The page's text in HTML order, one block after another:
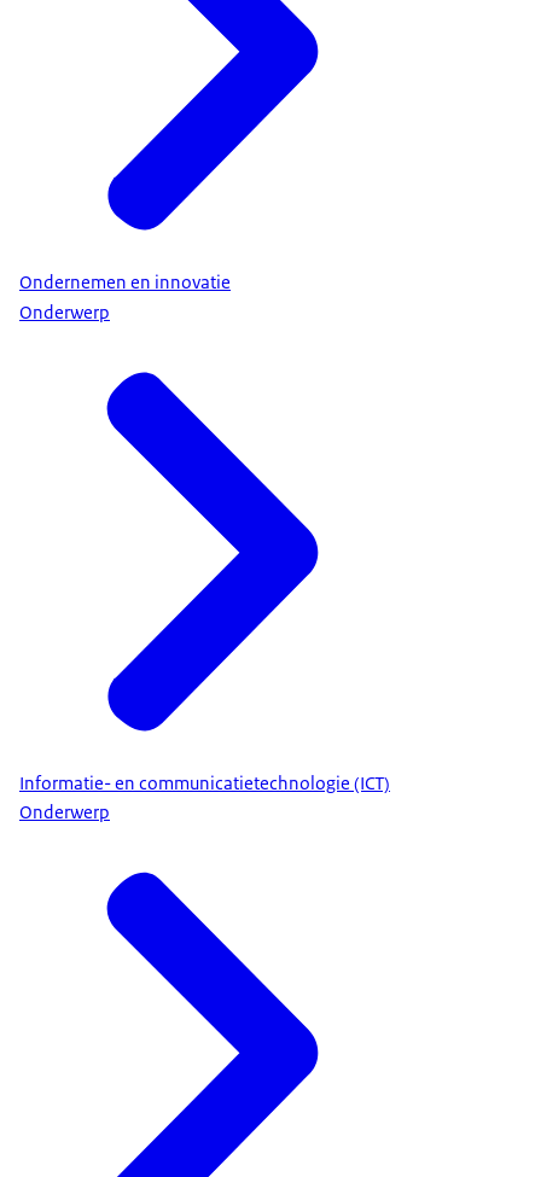
Ondernemen en innovatie
Onderwerp
Informatie- en communicatietechnologie (ICT)
Onderwerp